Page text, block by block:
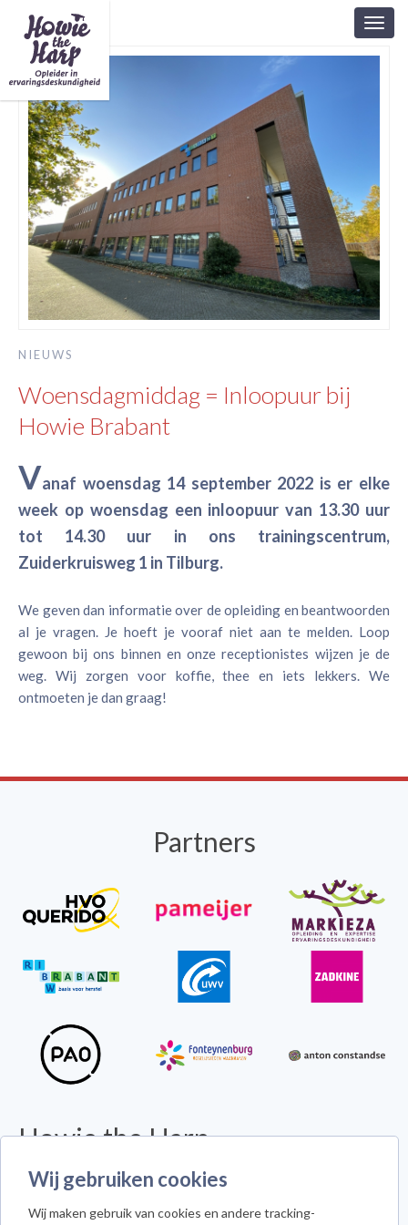
Wij gebruiken cookies
Wij maken gebruik van cookies en andere tracking-
NIEUWS
Woensdagmiddag = Inloopuur bij
Howie Brabant
Vanaf woensdag 14 september 2022 is er elke
week op woensdag een inloopuur van 13.30 uur
tot 14.30 uur in ons trainingscentrum,
Zuiderkruisweg 1 in Tilburg.
We geven dan informatie over de opleiding en beantwoorden
al je vragen. Je hoeft je vooraf niet aan te melden. Loop
gewoon bij ons binnen en onze receptionistes wijzen je de
weg. Wij zorgen voor koffie, thee en iets lekkers. We
ontmoeten je dan graag!
Partners
Howie the Harp
© 2026 - Alle rechten voorbehouden -Disclaimer
Cookie instellingen